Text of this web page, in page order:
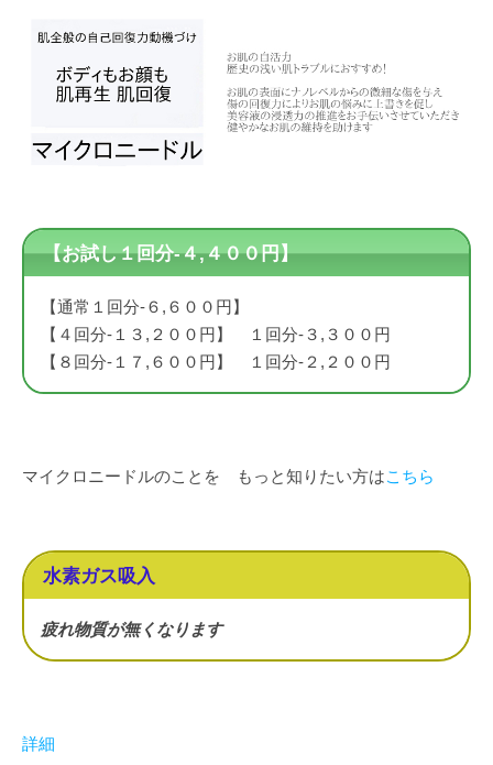
【お試し１回分-４,４００円】
【通常１回分-６,６００円】
【４回分-１３,２００円】 １回分-３,３００円
【８回分-１７,６００円】 １回分-２,２００円
マイクロニードルのことを もっと知りたい方はこちら
水素ガス吸入
疲れ物質が無くなります
詳細